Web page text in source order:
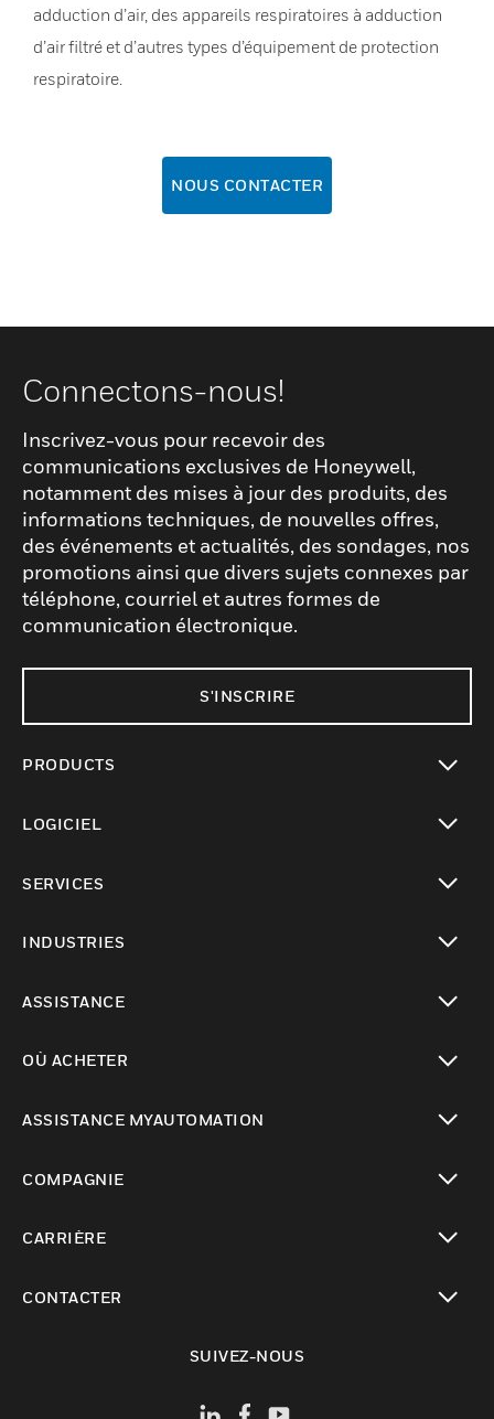
adduction d’air, des appareils respiratoires à adduction
d’air filtré et d’autres types d’équipement de protection
respiratoire.
NOUS CONTACTER
Connectons-nous!
Inscrivez-vous pour recevoir des
communications exclusives de Honeywell,
notamment des mises à jour des produits, des
informations techniques, de nouvelles offres,
des événements et actualités, des sondages, nos
promotions ainsi que divers sujets connexes par
téléphone, courriel et autres formes de
communication électronique.
S'INSCRIRE
PRODUCTS
LOGICIEL
SERVICES
INDUSTRIES
ASSISTANCE
OÙ ACHETER
ASSISTANCE MYAUTOMATION
COMPAGNIE
CARRIÈRE
CONTACTER
SUIVEZ-NOUS